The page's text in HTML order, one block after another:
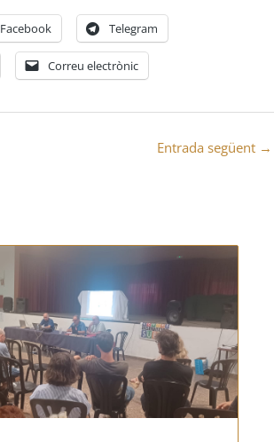
Facebook Telegram
Correu electrònic
Entrada següent →